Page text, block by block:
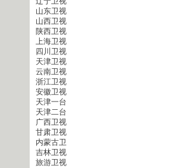
山东卫视
山西卫视
陕西卫视
上海卫视
四川卫视
天津卫视
云南卫视
浙江卫视
安徽卫视
天津一台
天津二台
广西卫视
甘肃卫视
内蒙古卫
吉林卫视
旅游卫视